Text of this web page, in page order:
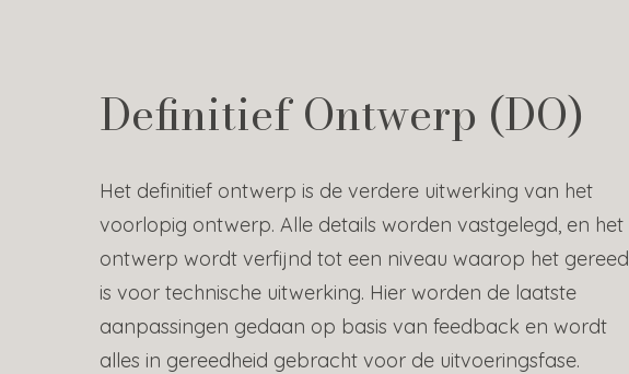
Definitief Ontwerp (DO)
Het definitief ontwerp is de verdere uitwerking van het
voorlopig ontwerp. Alle details worden vastgelegd, en het
ontwerp wordt verfijnd tot een niveau waarop het gereed
is voor technische uitwerking. Hier worden de laatste
aanpassingen gedaan op basis van feedback en wordt
alles in gereedheid gebracht voor de uitvoeringsfase.